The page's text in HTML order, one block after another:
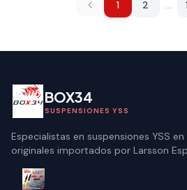
1 2 …
BOX34
SUSPENSIONES YSS
Especialistas en suspensiones YSS
originales importados por Larsson